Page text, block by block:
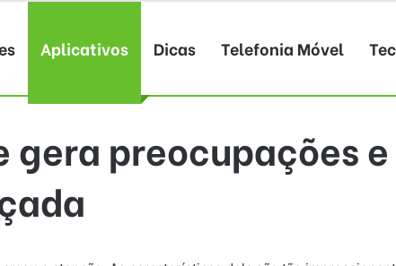
Aplicativos Dicas Telefonia Móvel
gera preocupações